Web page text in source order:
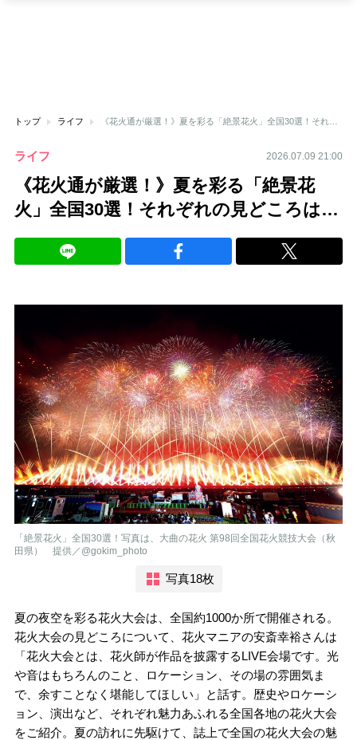
トップ ライフ 《花火通が厳選！》夏を彩る「絶景花火」全国30選！それぞれの見どころは…
ライフ 2026.07.09 21:00
《花火通が厳選！》夏を彩る「絶景花
火」全国30選！それぞれの見どころは…
「絶景花火」全国30選！写真は、大曲の花火 第98回全国花火競技大会（秋
田県） 提供／@gokim_photo
写真18枚
夏の夜空を彩る花火大会は、全国約1000か所で開催される。
花火大会の見どころについて、花火マニアの安斎幸裕さんは
「花火大会とは、花火師が作品を披露するLIVE会場です。光
や音はもちろんのこと、ロケーション、その場の雰囲気ま
で、余すことなく堪能してほしい」と話す。歴史やロケーシ
ョン、演出など、それぞれ魅力あふれる全国各地の花火大会
をご紹介。夏の訪れに先駆けて、誌上で全国の花火大会の魅